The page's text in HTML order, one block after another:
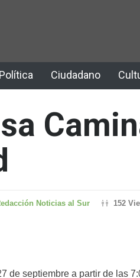
Política Ciudadano
Noticias al Sur 152
de septiembre a partir de las